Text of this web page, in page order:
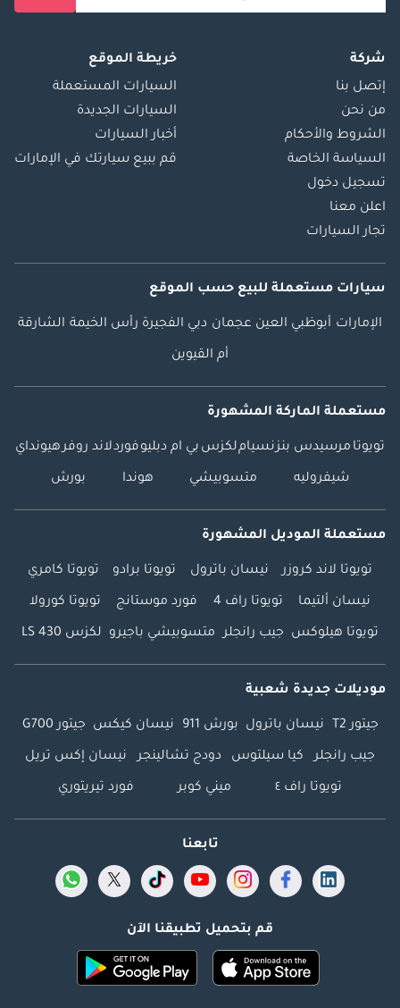
شركة
إتصل بنا
من نحن
الشروط والأحكام
السياسة الخاصة
تسجيل دخول
اعلن معنا
تجار السيارات
خريطة الموقع
السيارات المستعملة
السيارات الجديدة
أخبار السيارات
قم ببيع سيارتك في الإمارات
سيارات مستعملة للبيع حسب الموقع
الإمارات أبوظبي العين عجمان دبي الفجيرة رأس الخيمة الشارقة
أم القيوين
مستعملة الماركة المشهورة
تويوتا مرسيدس بنزنسياملكزس بي ام دبليوفوردلاند روفرهيونداي
شيفروليه متسوبيشي هوندا بورش
مستعملة الموديل المشهورة
تويوتا لاند كروزر نيسان باترول تويوتا برادو تويوتا كامري
نيسان ألتيما تويوتا راف 4 فورد موستانج تويوتا كورولا
تويوتا هيلوكس جيب رانجلر متسوبيشي باجيرو لكزس LS 430
موديلات جديدة شعبية
جيتور T2 نيسان باترول بورش 911 نيسان كيكس جيتور G700
جيب رانجلر كيا سيلتوس دودج تشالينجر نيسان إكس تريل
تويوتا راف ٤ ميني كوبر فورد تيريتوري
تابعنا
قم بتحميل تطبيقنا الآن